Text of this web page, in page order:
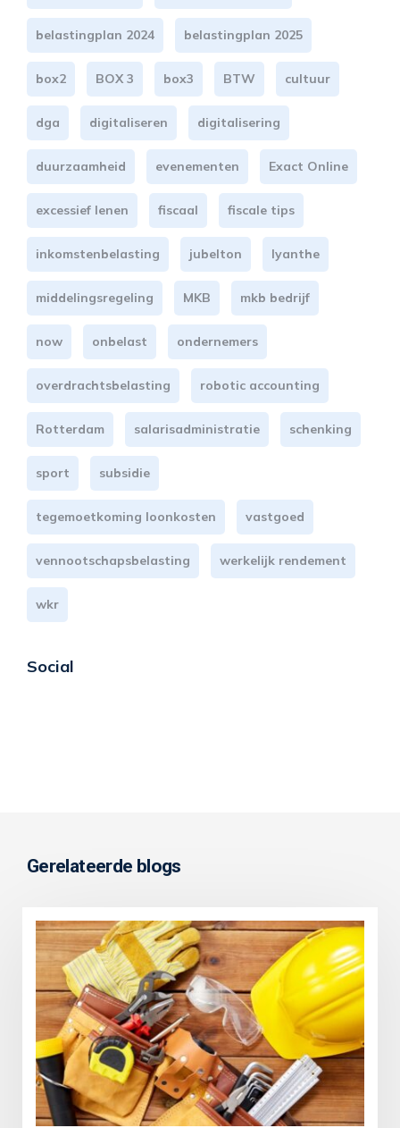
belastingplan 2024 belastingplan 2025
box2 BOX 3 box3 BTW cultuur
dga digitaliseren digitalisering
duurzaamheid evenementen Exact Online
excessief lenen fiscaal fiscale tips
inkomstenbelasting jubelton lyanthe
middelingsregeling MKB mkb bedrijf
now onbelast ondernemers
overdrachtsbelasting robotic accounting
Rotterdam salarisadministratie schenking
sport subsidie
tegemoetkoming loonkosten vastgoed
vennootschapsbelasting werkelijk rendement
wkr
Social
Gerelateerde blogs